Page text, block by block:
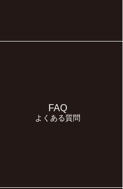
FAQ
よくある質問